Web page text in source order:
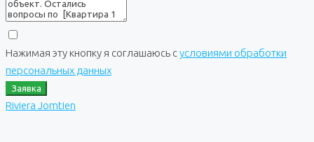
Нажимая эту кнопку я соглашаюсь сусловиями обработки
персональных данных
Заявка
Riviera Jomtien